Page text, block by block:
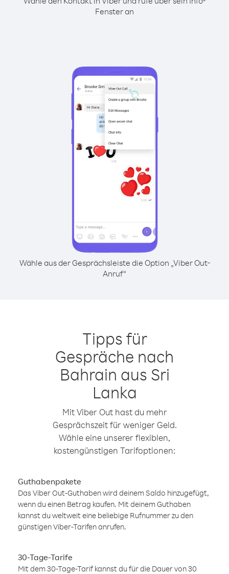
Fenster an
Wähle aus der Gesprächsleiste die Option „Viber Out-
Anruf“
Tipps für
Gespräche nach
Bahrain aus Sri
Lanka
Mit Viber Out hast du mehr
Gesprächszeit für weniger Geld.
Wähle eine unserer flexiblen,
kostengünstigen Tarifoptionen:
Guthabenpakete
Das Viber Out-Guthaben wird deinem Saldo hinzugefügt,
wenn du einen Betrag kaufen. Mit deinem Guthaben
kannst du weltweit eine beliebige Rufnummer zu den
günstigen Viber-Tarifen anrufen.
30-Tage-Tarife
Mit dem 30-Tage-Tarif kannst du für die Dauer von 30